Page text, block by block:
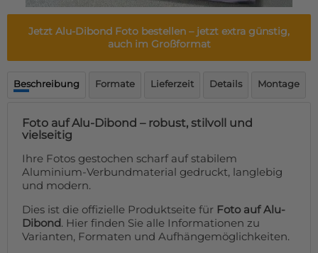
Fußmatte
Custom skateboard deck
Über uns
Lieferzeiten
Impressum
Jetzt Alu-Dibond Foto bestellen – jetzt extra günstig,
auch im Großformat
Beschreibung Formate Lieferzeit Details Montage
Foto auf Alu-Dibond – robust, stilvoll und
vielseitig
Ihre Fotos gestochen scharf auf stabilem
Aluminium-Verbundmaterial gedruckt, langlebig
und modern.
Dies ist die offizielle Produktseite für Foto auf Alu-
Dibond. Hier finden Sie alle Informationen zu
Varianten, Formaten und Aufhängemöglichkeiten.